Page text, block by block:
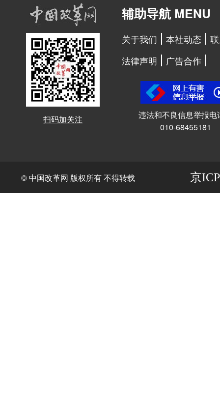
扫码加关注
辅助导航 MENU
关于我们 本社动态
法律声明
广告合作
违法和不良信息举报电
010-68455181
© 中国改革网 版权所有 不得转载 京